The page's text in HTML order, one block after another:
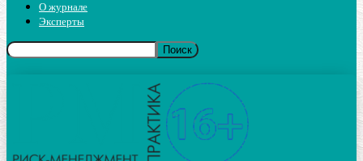
О журнале
Эксперты